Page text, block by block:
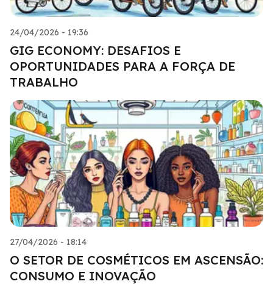
24/04/2026 - 19:36
GIG ECONOMY: DESAFIOS E
OPORTUNIDADES PARA A FORÇA DE
TRABALHO
27/04/2026 - 18:14
O SETOR DE COSMÉTICOS EM ASCENSÃO:
CONSUMO E INOVAÇÃO